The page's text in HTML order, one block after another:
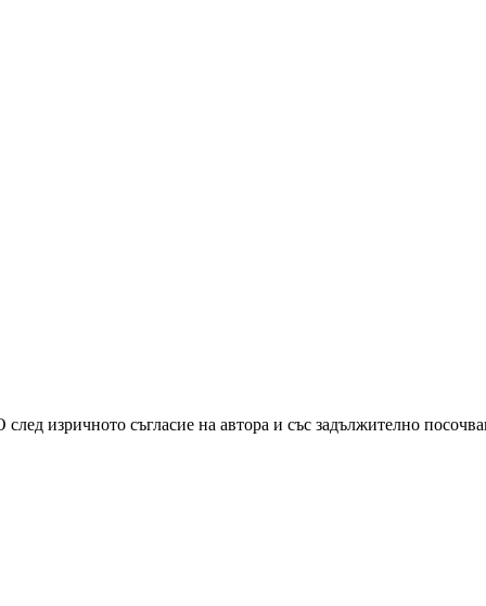
изричното съгласие на автора и със задължително